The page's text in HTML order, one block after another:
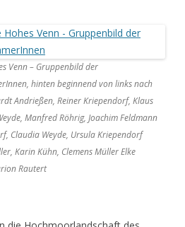
Venn – Gruppenbild der
hinten beginnend von links nach
Andrießen, Reiner Kriependorf, Klaus
Manfred Röhrig, Joachim Feldmann
Claudia Weyde, Ursula Kriependorf
Karin Kühn, Clemens Müller Elke
Rautert